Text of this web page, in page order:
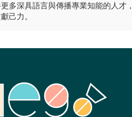
多深具語言與傳播專業知能的人才
己力。